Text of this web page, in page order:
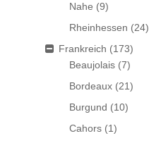
Nahe (9)
Rheinhessen (24)
Frankreich (173)
Beaujolais (7)
Bordeaux (21)
Burgund (10)
Cahors (1)